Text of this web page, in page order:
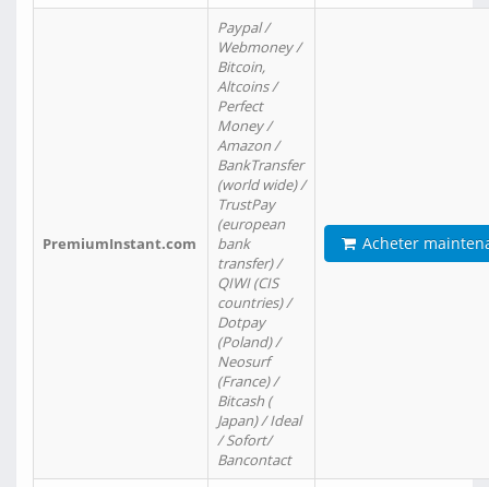
PremiumInstant.com
Paypal /
Webmoney /
Bitcoin,
Altcoins /
Perfect
Money /
Amazon /
BankTransfer
(world wide) /
TrustPay
(european
bank
transfer) /
QIWI (CIS
countries) /
Dotpay
(Poland) /
Neosurf
(France) /
Bitcash (
Japan) / Ideal
/ Sofort/
Bancontact
Acheter